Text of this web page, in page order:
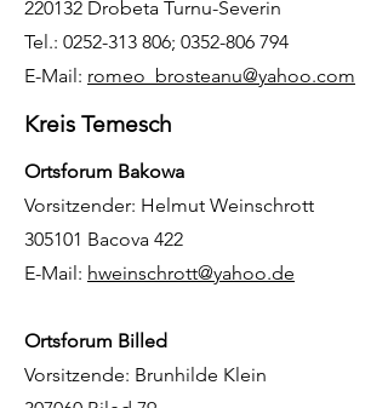
220132 Drobeta Turnu-Severin
Tel.: 0252-313 806; 0352-806 794
E-Mail: romeo_brosteanu@yahoo.com
Kreis Temesch
Ortsforum Bakowa
Vorsitzender: Helmut Weinschrott
305101 Bacova 422
E-Mail: hweinschrott@yahoo.de
Ortsforum Billed
Vorsitzende: Brunhilde Klein